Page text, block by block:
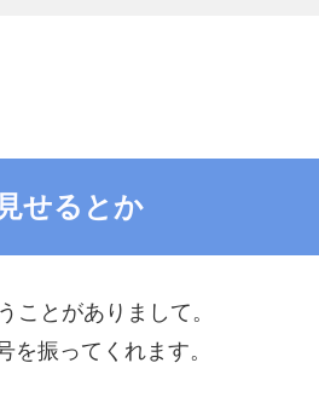
せるとか
ことがありまして。
振ってくれます。